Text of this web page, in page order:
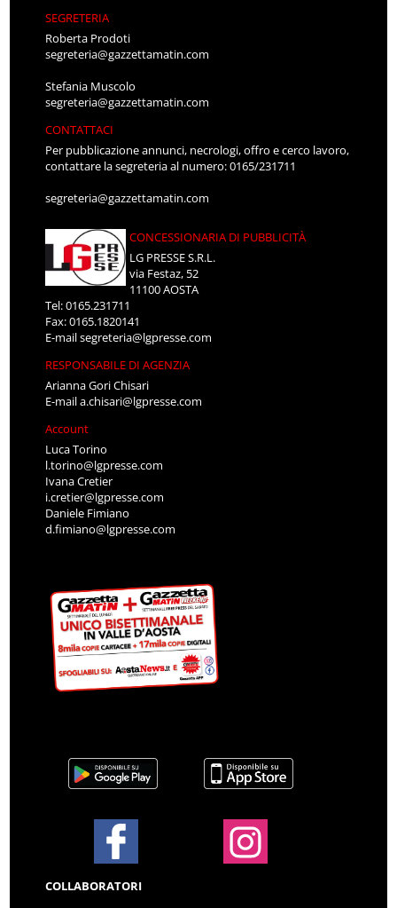
SEGRETERIA
Roberta Prodoti
segreteria@gazzettamatin.com
Stefania Muscolo
segreteria@gazzettamatin.com
CONTATTACI
Per pubblicazione annunci, necrologi, offro e cerco lavoro,
contattare la segreteria al numero: 0165/231711
segreteria@gazzettamatin.com
CONCESSIONARIA DI PUBBLICITÀ
LG PRESSE S.R.L.
via Festaz, 52
11100 AOSTA
Tel: 0165.231711
Fax: 0165.1820141
E-mailsegreteria@lgpresse.com
RESPONSABILE DI AGENZIA
Arianna Gori Chisari
E-maila.chisari@lgpresse.com
Account
Luca Torino
l.torino@lgpresse.com
Ivana Cretier
i.cretier@lgpresse.com
Daniele Fimiano
d.fimiano@lgpresse.com
COLLABORATORI